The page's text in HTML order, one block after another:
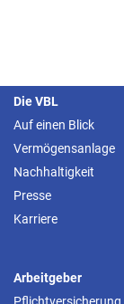
Die VBL
Auf einen Blick
Vermögensanlage
Nachhaltigkeit
Presse
Karriere
Arbeitgeber